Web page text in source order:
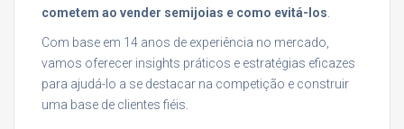
cometem ao vender semijoias e como evitá-los
Com base em 14 anos de experiência no mercado,
vamos oferecer insights práticos e estratégias eficazes
para ajudá-lo a se destacar na competição e construir
uma base de clientes fiéis.